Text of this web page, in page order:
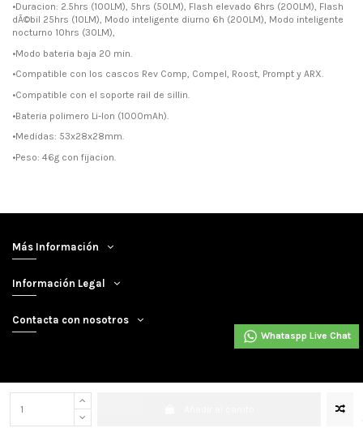
•Duracion: 2.5hrs (100LM), 5hrs (50LM), Flash elevado 6hrs (200LM), Flash
dÃ©bil 25hrs (10LM), Modo inteligente diurno 6h (200LM), Modo inteligente
nocturno 10hrs (30LM),
•Modo bateria baja 20 min.
•Compatible con los cascos Rev Comp, Compel, Roost, Prompt y ARX.
•Compatible con el soporte rail de sillin.
•Bateria polimero Li-Ion (1000mAh).
•Medidas: 53x28x28mm.
•Peso: 46g con fijacion.
Más Información
Información Legal
Contacta con nosotros
Whataspp Live Chat